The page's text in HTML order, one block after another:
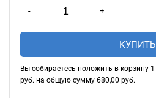
люверсов
— укрепление
продеваются верёвки,
шнуры, тесьма, тросы и т.
используются для
-
товара
Люверсы
уп.
+
КУПИТЬ
Вы собираетесь положить в корзину 1
руб. на общую сумму 680,00 руб.